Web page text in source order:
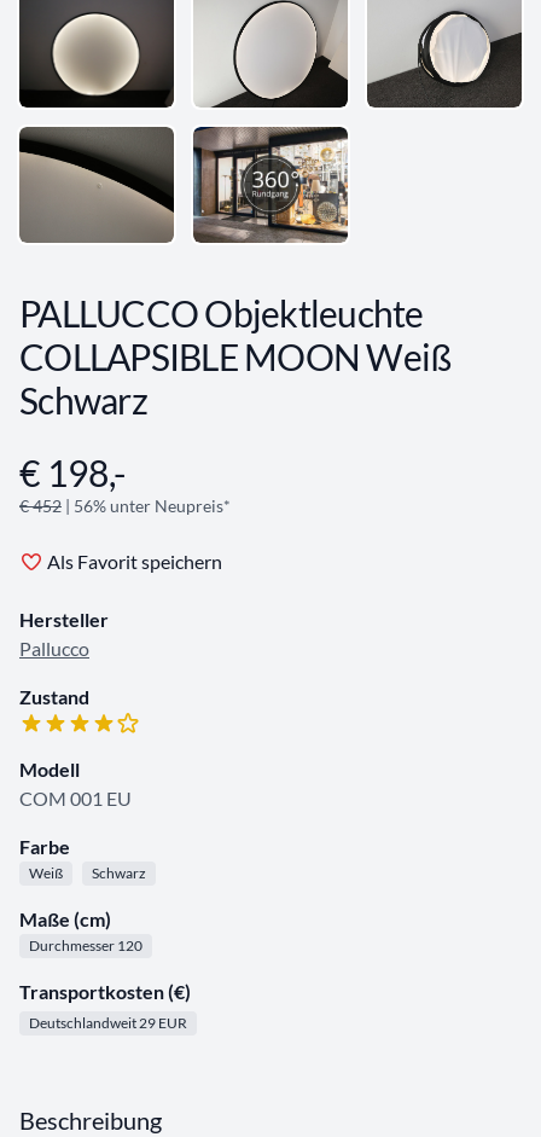
PALLUCCO Objektleuchte
COLLAPSIBLE MOON Weiß
Schwarz
Angebotsinformationen
€ 198,-
€ 452 | 56% unter Neupreis*
Als Favorit speichern
Hersteller
Pallucco
Zustand
Modell
COM 001 EU
Farbe
Weiß Schwarz
Maße (cm)
Durchmesser 120
Transportkosten (€)
Deutschlandweit 29 EUR
Beschreibung